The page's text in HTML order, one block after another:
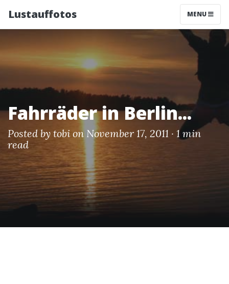
Lustauffotos MENU
Fahrräder in Berlin...
Posted by tobion November 17, 2011 · 1 min
read